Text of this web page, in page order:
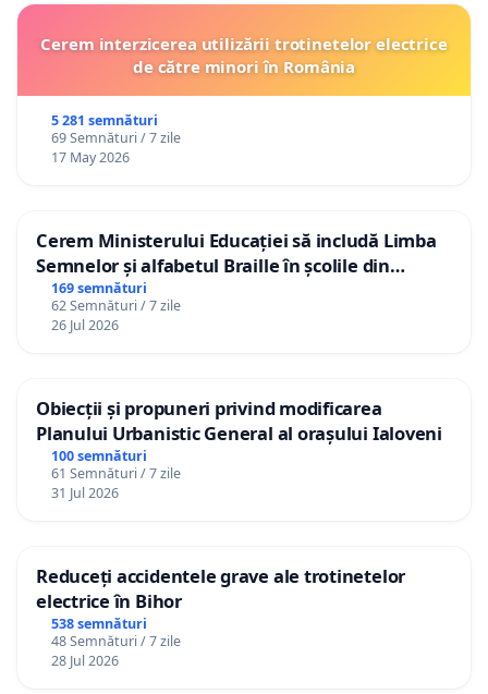
Cerem interzicerea utilizării trotinetelor electrice
de către minori în România
5 281 semnături
69 Semnături / 7 zile
17 May 2026
Cerem Ministerului Educației să includă Limba
Semnelor și alfabetul Braille în școlile din
Republica Moldova!
169 semnături
62 Semnături / 7 zile
26 Jul 2026
Obiecții și propuneri privind modificarea
Planului Urbanistic General al orașului Ialoveni
100 semnături
61 Semnături / 7 zile
31 Jul 2026
Reduceți accidentele grave ale trotinetelor
electrice în Bihor
538 semnături
48 Semnături / 7 zile
28 Jul 2026